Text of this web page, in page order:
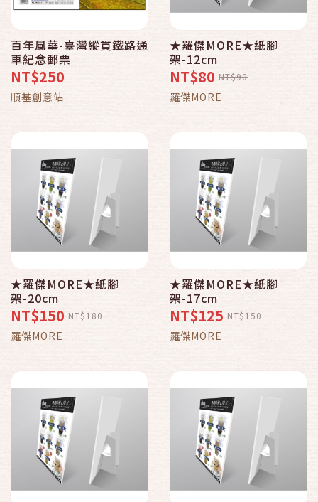
百年風華-臺灣縱貫鐵路通
車紀念郵票
NT$250
順基創意站
★羅傑MORE★紙腳
架-12cm
NT$80 NT$90
羅傑MORE
★羅傑MORE★紙腳
架-20cm
NT$150 NT$180
羅傑MORE
★羅傑MORE★紙腳
架-17cm
NT$125 NT$150
羅傑MORE